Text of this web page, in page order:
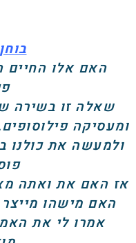
האם אלו החיים
שאלה זו בשירה
ומעסיקה
ולמעשה את כולנו
אז האם את ואתה
האם מישהו
אמרו לי את